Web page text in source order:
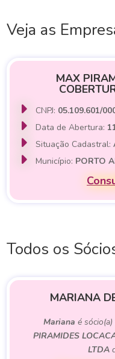
Veja as
MAX
CNPJ: 05.109.601/
Data de Abertura:
Situação Cadastral:
Município: PORTO
Todos os
MARIANA
Mariana é sócio(a)
PIRAMIDES
LTDA